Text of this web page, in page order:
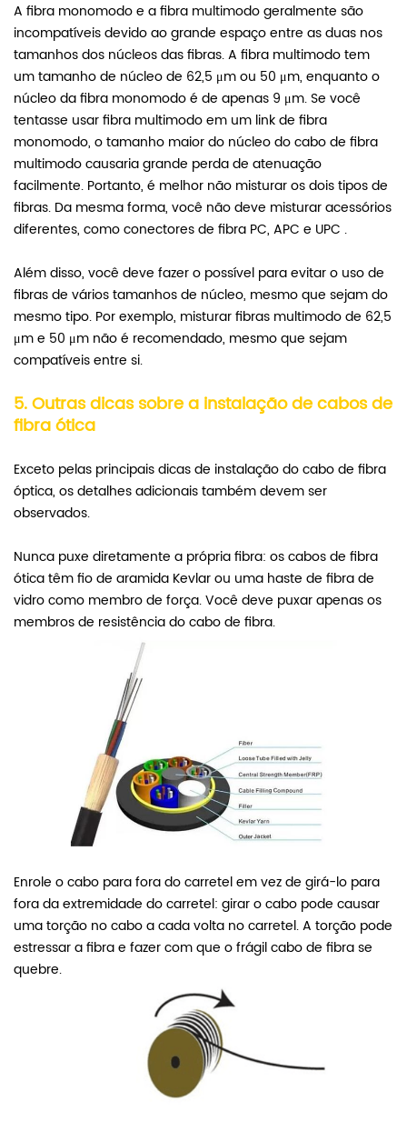
A fibra monomodo e a fibra multimodo geralmente são
incompatíveis devido ao grande espaço entre as duas nos
tamanhos dos núcleos das fibras. A fibra multimodo tem
um tamanho de núcleo de 62,5 μm ou 50 μm, enquanto o
núcleo da fibra monomodo é de apenas 9 μm. Se você
tentasse usar fibra multimodo em um link de fibra
monomodo, o tamanho maior do núcleo do cabo de fibra
multimodo causaria grande perda de atenuação
facilmente. Portanto, é melhor não misturar os dois tipos de
fibras. Da mesma forma, você não deve misturar acessórios
diferentes, comoconectores de fibra PC, APC e UPC .
Além disso, você deve fazer o possível para evitar o uso de
fibras de vários tamanhos de núcleo, mesmo que sejam do
mesmo tipo. Por exemplo, misturar fibras multimodo de 62,5
μm e 50 μm não é recomendado, mesmo que sejam
compatíveis entre si.
5.Outras dicas sobre a instalação de cabos de
fibra ótica
Exceto pelas principais dicas de instalação do cabo de fibra
óptica, os detalhes adicionais também devem ser
observados.
Nunca puxe diretamente a própria fibra: os cabos de fibra
ótica têm fio de aramida Kevlar ou uma haste de fibra de
vidro como membro de força. Você deve puxar apenas os
membros de resistência do cabo de fibra.
Enrole o cabo para fora do carretel em vez de girá-lo para
fora da extremidade do carretel: girar o cabo pode causar
uma torção no cabo a cada volta no carretel. A torção pode
estressar a fibra e fazer com que o frágil cabo de fibra se
quebre.